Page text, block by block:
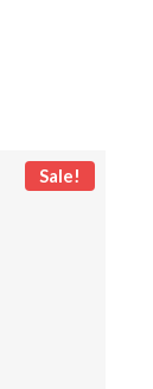
Sale!